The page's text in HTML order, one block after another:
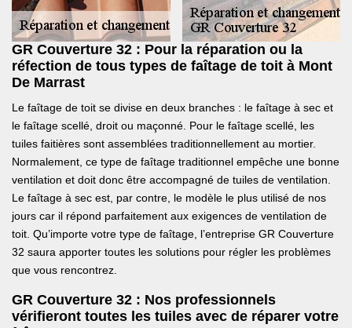
GR Couverture 32 : Pour la réparation ou la
réfection de tous types de faîtage de toit à Mont
De Marrast
Le faîtage de toit se divise en deux branches : le faîtage à sec et
le faîtage scellé, droit ou maçonné. Pour le faîtage scellé, les
tuiles faitières sont assemblées traditionnellement au mortier.
Normalement, ce type de faîtage traditionnel empêche une bonne
ventilation et doit donc être accompagné de tuiles de ventilation.
Le faîtage à sec est, par contre, le modèle le plus utilisé de nos
jours car il répond parfaitement aux exigences de ventilation de
toit. Qu’importe votre type de faîtage, l’entreprise GR Couverture
32 saura apporter toutes les solutions pour régler les problèmes
que vous rencontrez.
GR Couverture 32 : Nos professionnels
vérifieront toutes les tuiles avec de réparer votre